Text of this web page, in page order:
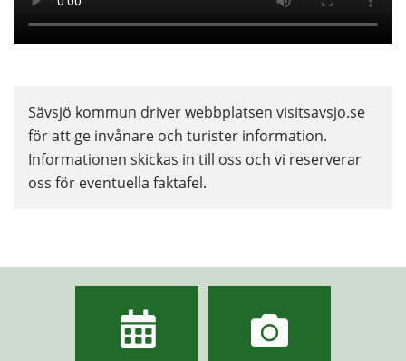
Sävsjö kommun driver webbplatsen visitsavsjo.se
för att ge invånare och turister information.
Informationen skickas in till oss och vi reserverar
oss för eventuella faktafel.